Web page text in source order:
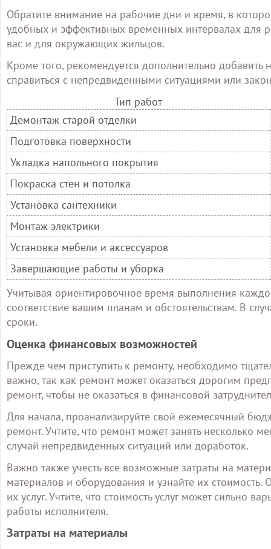
Обратите внимание на рабочие дни и время, в
удобных и эффективных временных интервалах для
вас и для окружающих жильцов.
Кроме того, рекомендуется дополнительно
справиться с непредвиденными ситуациями или
Тип работ
Демонтаж старой отделки
Подготовка поверхности
Укладка напольного покрытия
Покраска стен и потолка
Установка сантехники
Монтаж электрики
Установка мебели и аксессуаров
Завершающие работы и уборка
Учитывая ориентировочное время выполнения
соответствие вашим планам и обстоятельствам. В
сроки.
Оценка финансовых возможностей
Прежде чем приступить к ремонту, необходимо
важно, так как ремонт может оказаться дорогим
ремонт, чтобы не оказаться в финансовой
Для начала, проанализируйте свой ежемесячный
ремонт. Учтите, что ремонт может занять несколько
случай непредвиденных ситуаций или доработок.
Важно также учесть все возможные затраты на
материалов и оборудования и узнайте их стоимость.
их услуг. Учтите, что стоимость услуг может сильно
работы исполнителя.
Затраты на материалы